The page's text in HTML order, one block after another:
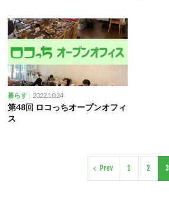
暮らす 2022.10.24
第48回 ロコっちオープンオフィ
ス
Prev 1 2 3